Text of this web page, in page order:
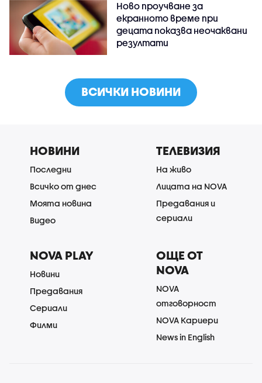
Ново проучване за
екранното време при
децата показва неочаквани
резултати
ВСИЧКИ НОВИНИ
НОВИНИ
Последни
Всичко от днес
Моята новина
Видео
ТЕЛЕВИЗИЯ
На живо
Лицата на NOVA
Предавания и
сериали
NOVA PLAY
Новини
Предавания
Сериали
Филми
ОЩЕ ОТ
NOVA
NOVA
отговорност
NOVA Кариери
News in English